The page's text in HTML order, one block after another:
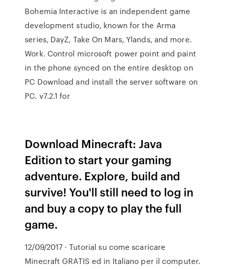
Bohemia Interactive is an independent game
development studio, known for the Arma
series, DayZ, Take On Mars, Ylands, and more.
Work. Control microsoft power point and paint
in the phone synced on the entire desktop on
PC Download and install the server software on
PC. v7.2.1 for
Download Minecraft: Java
Edition to start your gaming
adventure. Explore, build and
survive! You'll still need to log in
and buy a copy to play the full
game.
12/09/2017 · Tutorial su come scaricare
Minecraft GRATIS ed in Italiano per il computer.